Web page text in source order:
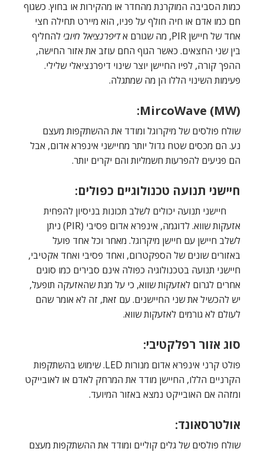
כמות הסביבה המוקרנת מהחדר או מהקירות או בחוץ. כשגוף
חם כמו אדם או חיה חולף על פניו, הוא מיירט תחילה חצי
אחד של חיישן PIR, מה שגורם א
דיפרנציאל חיובי להחליף
בין שני החצאים. כאשר הגוף החם עוזב את אזור החישה,
ההפך קורה, לפיו החיישן יוצר שינוי דיפרנציאלי שלילי.
פעימות השינוי הללו הן מה שמתגלה.
MircoWave (MW):
שולח פולסים של מיקרוגל ומודד את ההשתקפות מעצם
נע. הם מכסים שטח גדול יותר מחיישני אינפרא אדום, אבל
הם פגיעים להפרעות חשמליות והם יקרים יותר.
חיישני תנועה טכנולוגיים כפולים:
חיישני תנועה יכולים לשלב תכונות בניסיון להפחית
אזעקות שווא. לדוגמה, אינפרא אדום פסיבי (PIR) ניתן
לשלב חיישן עם חיישן מיקרוגל. מאחר וכל אחד פועל
באזורים שונים של הספקטרום, ואחד פסיבי ואחד אקטיבי,
חיישני תנועה בטכנולוגיה כפולה אינם סבירים כמו סוגים
אחרים לגרום לאזעקות שווא, כי על מנת שהאזעקה תופעל,
יש להכשיל את שני החיישנים. עם זאת, זה לא אומר שהם
לעולם לא גורמים לאזעקות שווא.
סוג אזור רפלקטיבי:
פולט קרני אינפרא אדום מנורות LED. שימוש בהשתקפות
הקרניים הללו, החיישן מודד את המרחק לאדם או לאובייקט
ומזהה אם האובייקט נמצא באזור המיועד.
אולטרסאונד:
שולח פולסים של גלים קוליים ומודד את ההשתקפות מעצם